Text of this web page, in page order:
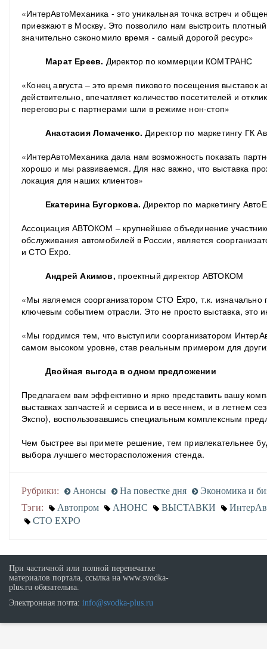
«ИнтерАвтоМеханика - это уникальная точка встреч и
приезжают в Москву. Это позволило нам выстроить
значительно сэкономило время - самый дорогой ресурс»
Марат Ереев. Директор по коммерции КОМТРАНС
«Конец августа – это время пикового посещения выставок
действительно, впечатляет количество посетителей и
переговоры с партнерами шли в режиме нон-стоп»
Анастасия Ломаченко. Директор по маркетингу ГК
«ИнтерАвтоМеханика дала нам возможность показать
хорошо и мы развиваемся. Для нас важно, что выставка
локация для наших клиентов»
Екатерина Бугоркова. Директор по маркетингу
Ассоциация АВТОКОМ – крупнейшее объединение
обслуживания автомобилей в России, является
и СТО Expo.
Андрей Акимов, проектный директор АВТОКОМ
«Мы являемся соорганизатором СТО Expo, т.к. изначально
ключевым событием отрасли. Это не просто выставка, это
«Мы гордимся тем, что выступили соорганизатором
самом высоком уровне, став реальным примером для
Двойная выгода в одном предложении
Предлагаем вам эффективно и ярко представить вашу
выставках запчастей и сервиса и в весеннем, и в летнем
Экспо), воспользовавшись специальным комплексным
Чем быстрее вы примете решение, тем привлекательнее
выбора лучшего месторасположения стенда.
Рубрики: Анонсы На повестке дня
Экономика и
Тэги:
Автопром АНОНС ВЫСТАВКИ
СТО EXPO
При частичной или полной перепечатке
материалов портала, ссылка на www.svodka-
plus.ru обязательна.
Электронная почта: info@svodka-plus.ru